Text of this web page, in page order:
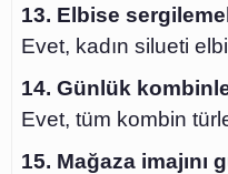
13. Elbise
Evet, kadın silueti
14. Günlük
Evet, tüm kombin
15. Mağaza imajını